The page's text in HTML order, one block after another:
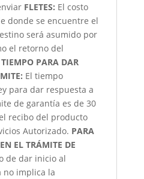
FLETES: El costo
donde se encuentre el
será asumido por
el retorno del
TIEMPO PARA DAR
El tiempo
para dar respuesta a
de garantía es de 30
recibo del producto
Autorizado. PARA
EL TRÁMITE DE
de dar inicio al
no implica la